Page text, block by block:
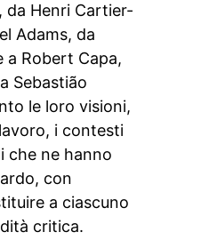
da Henri Cartier-
Adams, da
a Robert Capa,
Sebastião
le loro visioni,
i contesti
che ne hanno
con
a ciascuno
critica.